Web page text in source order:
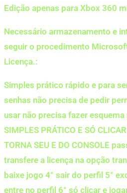
Edição apenas para Xbox 360
Necessário armazenamento e
seguir o procedimento
Licença.:
Simples prático rápido e para
senhas não precisa de pedir
usar não precisa fazer
SIMPLES PRÁTICO E SÓ
TORNA SEU E DO CONSOLE
transfere a licença na opção
baixe jogo 4° sair do perfil 5°
entre no perfil 6° só clicar e